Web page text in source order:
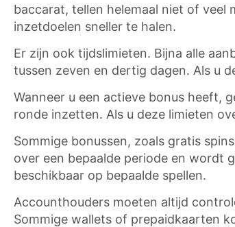
baccarat, tellen helemaal niet of veel
inzetdoelen sneller te halen.
Er zijn ook tijdslimieten. Bijna alle
tussen zeven en dertig dagen. Als u
Wanneer u een actieve bonus heeft,
ronde inzetten. Als u deze limieten
Sommige bonussen, zoals gratis
over een bepaalde periode en wordt
beschikbaar op bepaalde spellen.
Accounthouders moeten altijd
Sommige wallets of prepaidkaarten